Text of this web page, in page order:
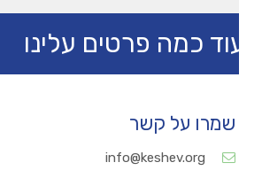
כמה פרטים עלינו
שמרו על קשר
info@keshev.org